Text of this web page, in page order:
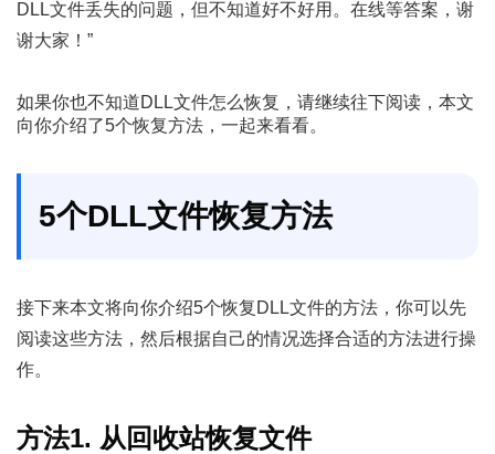
DLL文件丢失的问题，但不知道好不好用。在线等答案，谢
谢大家！”
如果你也不知道DLL文件怎么恢复，请继续往下阅读，本文
向你介绍了5个恢复方法，一起来看看。
5个DLL文件恢复方法
接下来本文将向你介绍5个恢复DLL文件的方法，你可以先
阅读这些方法，然后根据自己的情况选择合适的方法进行操
作。
方法1. 从回收站恢复文件